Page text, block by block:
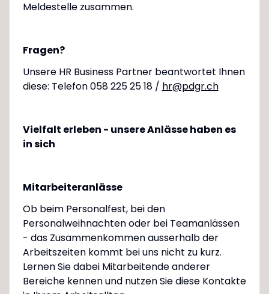
Meldestelle zusammen.
Fragen?
Unsere HR Business Partner beantwortet Ihnen
diese: Telefon 058 225 25 18 / hr@pdgr.ch
Vielfalt erleben - unsere Anlässe haben es
in sich
Mitarbeiteranlässe
Ob beim Personalfest, bei den
Personalweihnachten oder bei Teamanlässen
- das Zusammenkommen ausserhalb der
Arbeitszeiten kommt bei uns nicht zu kurz.
Lernen Sie dabei Mitarbeitende anderer
Bereiche kennen und nutzen Sie diese Kontakte